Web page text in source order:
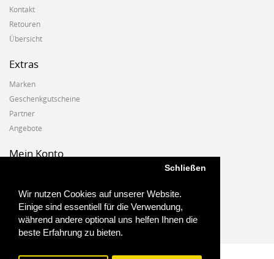
Wir nutzen Cookies auf unserer Website.
Einige sind essentiell für die Verwendung,
während andere optional uns helfen Ihnen die
beste Erfahrung zu bieten.
Schließen
Kontakt
Retouren
Übersicht
Extras
Marken
Geschenkgutscheine
Partner
Angebote
Mein Konto
Auftragshistorie
Wunschzettel
Newsletter